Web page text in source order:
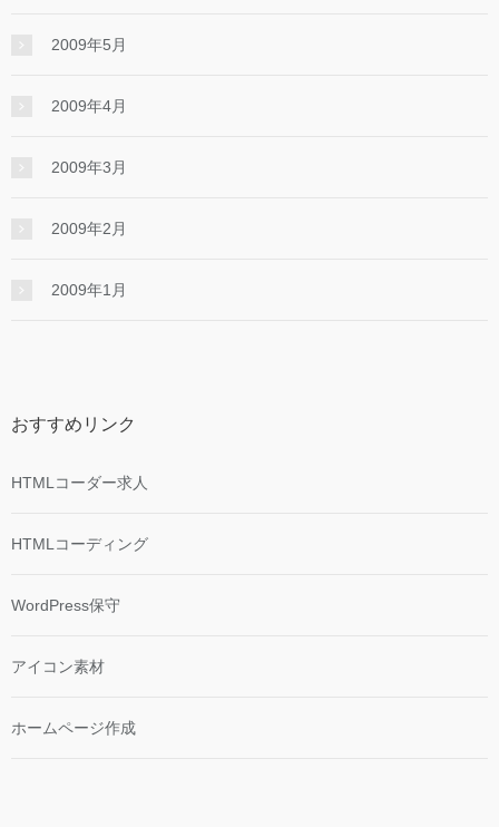
2009年5月
2009年4月
2009年3月
2009年2月
2009年1月
おすすめリンク
HTMLコーダー求人
HTMLコーディング
WordPress保守
アイコン素材
ホームページ作成